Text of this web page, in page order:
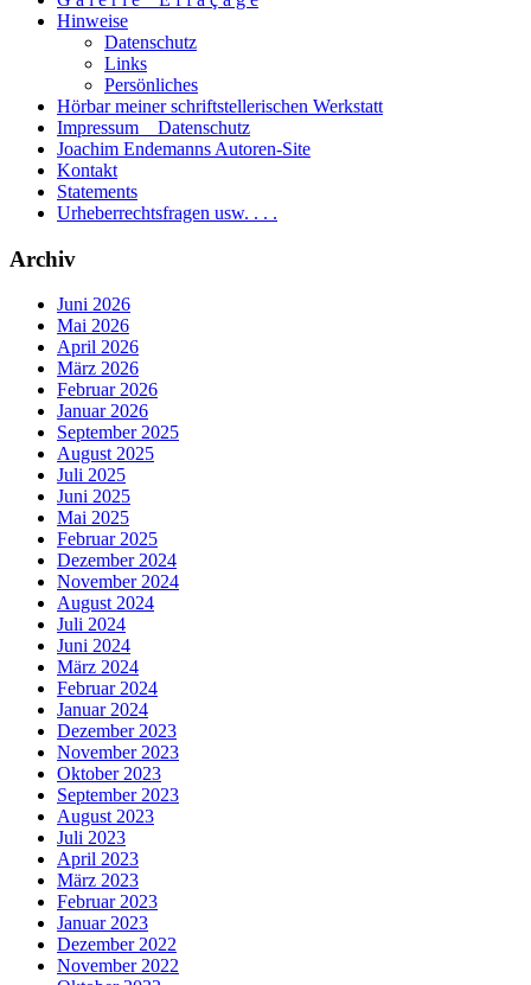
Hinweise
Datenschutz
Links
Persönliches
Hörbar meiner schriftstellerischen Werkstatt
Impressum _ Datenschutz
Joachim Endemanns Autoren-Site
Kontakt
Statements
Urheberrechtsfragen usw. . . .
Archiv
Juni 2026
Mai 2026
April 2026
März 2026
Februar 2026
Januar 2026
September 2025
August 2025
Juli 2025
Juni 2025
Mai 2025
Februar 2025
Dezember 2024
November 2024
August 2024
Juli 2024
Juni 2024
März 2024
Februar 2024
Januar 2024
Dezember 2023
November 2023
Oktober 2023
September 2023
August 2023
Juli 2023
April 2023
März 2023
Februar 2023
Januar 2023
Dezember 2022
November 2022